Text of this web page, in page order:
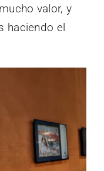
valor, y
haciendo el